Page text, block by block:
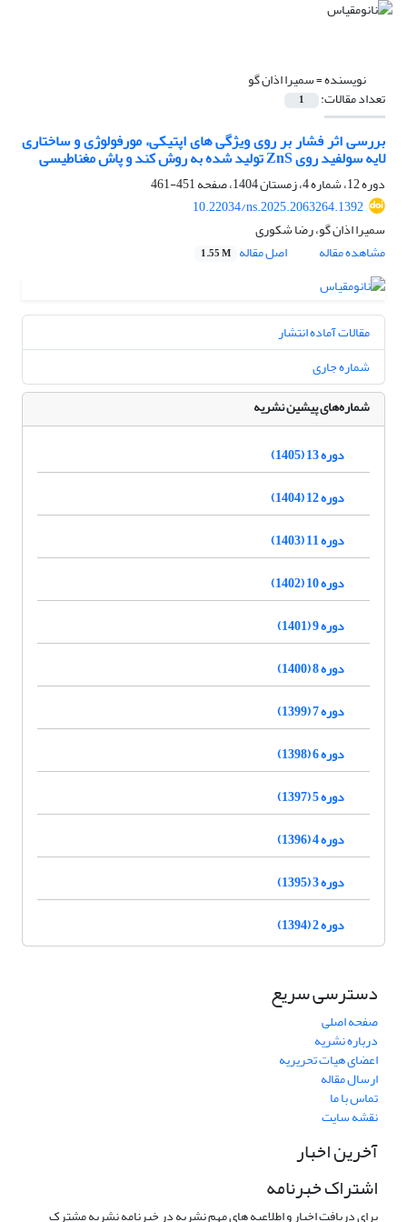
نویسنده =سمیرا اذان گو
تعداد مقالات: 1
بررسی اثر فشار بر روی ویژگی های اپتیکی، مورفولوژی و ساختاری
لایه سولفید روی ZnS تولید شده به روش کند و پاش مغناطیسی
دوره 12، شماره 4، زمستان 1404، صفحه
451-461
10.22034/ns.2025.2063264.1392
سمیرا اذان گو، رضا شکوری
مشاهده مقاله
اصل مقاله 1.55 M
مقالات آماده انتشار
شماره جاری
شماره‌های پیشین نشریه
دوره 13 (1405)
دوره 12 (1404)
دوره 11 (1403)
دوره 10 (1402)
دوره 9 (1401)
دوره 8 (1400)
دوره 7 (1399)
دوره 6 (1398)
دوره 5 (1397)
دوره 4 (1396)
دوره 3 (1395)
دوره 2 (1394)
دسترسی سریع
صفحه اصلی
درباره نشریه
اعضای هیات تحریریه
ارسال مقاله
تماس با ما
نقشه سایت
آخرین اخبار
اشتراک خبرنامه
برای دریافت اخبار و اطلاعیه های مهم نشریه در خبرنامه نشریه مشترک